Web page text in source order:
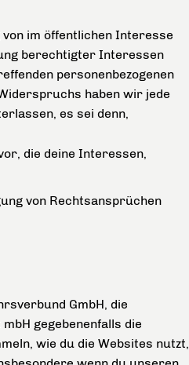
im öffentlichen Interesse
berechtigter Interessen
personenbezogenen
haben wir jede
es sei denn,
die deine Interessen,
von Rechtsansprüchen
GmbH, die
gegebenenfalls die
wie du die Websites nutzt,